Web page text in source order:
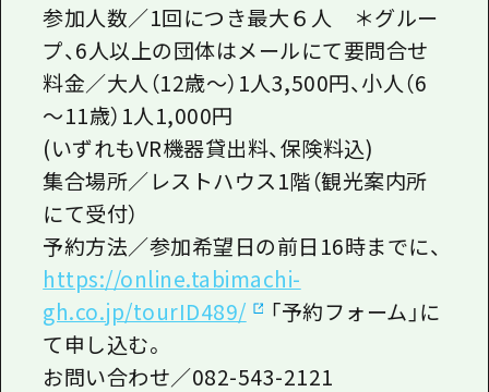
参加人数／1回につき最大６人 ＊グルー
プ、6人以上の団体はメールにて要問合せ
料金／大人（12歳～）1人3,500円、小人（6
～11歳）1人1,000円
(いずれもVR機器貸出料、保険料込)
集合場所／レストハウス1階（観光案内所
にて受付）
予約方法／参加希望日の前日16時までに、
https://online.tabimachi-
gh.co.jp/tourID489/
「予約フォーム」に
て申し込む。
お問い合わせ／082-543-2121